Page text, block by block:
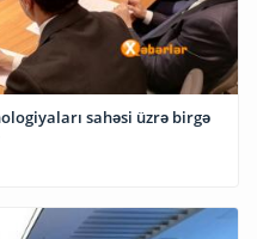
sahəsi üzrə birgə